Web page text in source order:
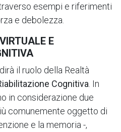
esempi e riferimenti
e debolezza.
E
il ruolo della Realtà
Cognitiva . In
in considerazione due
comunemente oggetto di
e la memoria -,